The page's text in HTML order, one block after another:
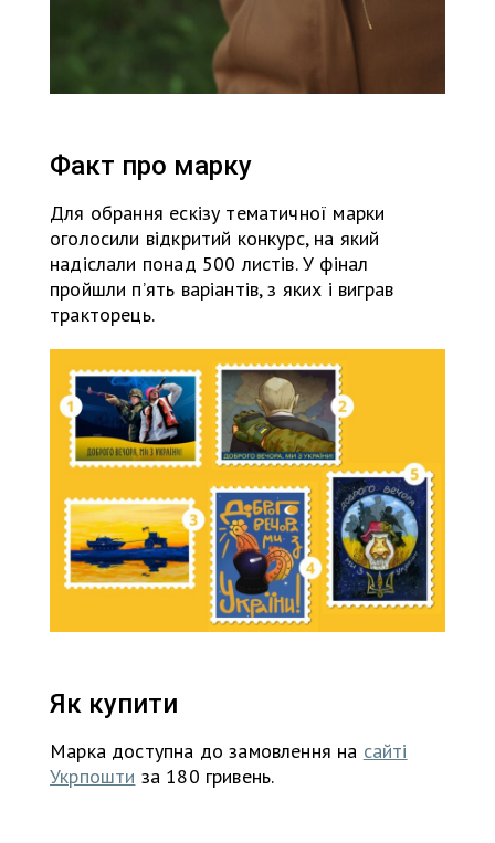
Факт про марку
Для обрання ескізу тематичної марки
оголосили відкритий конкурс, на який
надіслали понад 500 листів. У фінал
пройшли пʼять варіантів, з яких і виграв
тракторець.
Як купити
Марка доступна до замовлення на сайті
Укрпошти за 180 гривень.